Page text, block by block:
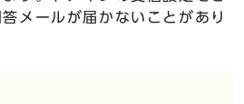
メールが届かないことがあり